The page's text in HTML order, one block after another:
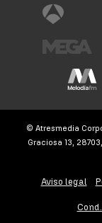
© Atresmedia
Graciosa 13,
Aviso legal